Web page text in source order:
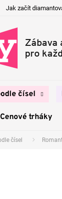
Jak začít
čísel
Cenové trháky
čísel